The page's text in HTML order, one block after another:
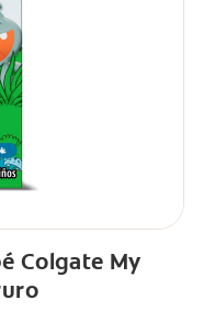
Colgate My